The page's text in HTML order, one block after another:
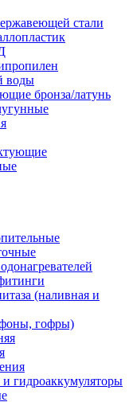
стали
воды
бронза/латунь
(наливная и
гофры)
гидроаккумуляторы